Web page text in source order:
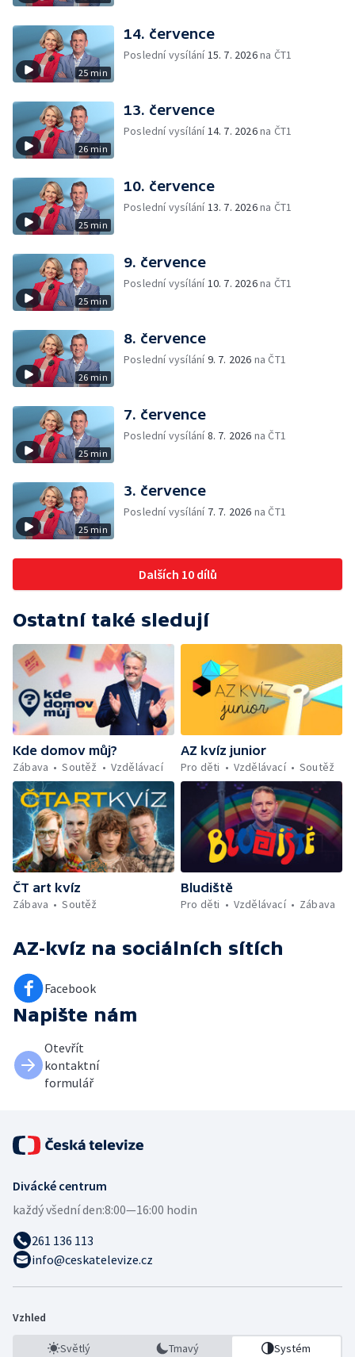
25 min
14. července
Poslední vysílání15. 7. 2026na ČT1
26 min
13. července
Poslední vysílání14. 7. 2026na ČT1
25 min
10. července
Poslední vysílání13. 7. 2026na ČT1
25 min
9. července
Poslední vysílání10. 7. 2026na ČT1
26 min
8. července
Poslední vysílání9. 7. 2026 na ČT1
25 min
7. července
Poslední vysílání8. 7. 2026 na ČT1
25 min
3. července
Poslední vysílání 7. 7. 2026 na ČT1
Dalších 10 dílů
Ostatní také sledují
Kde domov můj?
Zábava
Soutěž Vzdělávací
AZ kvíz junior
Pro děti
Vzdělávací Soutěž
ČT art kvíz
Zábava
Soutěž
Bludiště
Pro děti
Vzdělávací Zábava
AZ-kvíz na sociálních sítích
Facebook
Napište nám
Otevřít
kontaktní
formulář
Divácké centrum
každý všední den:8:00—16:00 hodin
261 136 113
info@ceskatelevize.cz
Vzhled
Světlý Tmavý Systém